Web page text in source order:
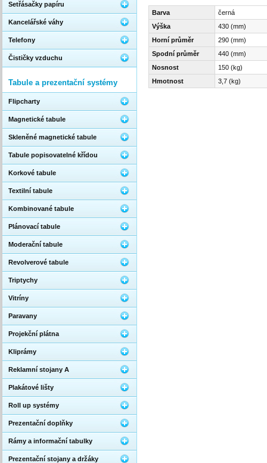
Barva
černá
Výška
430 (mm)
Horní průměr
290 (mm)
Spodní průměr
440 (mm)
Nosnost
150 (kg)
Hmotnost
3,7 (kg)
Setřásačky papíru
Kancelářské váhy
Telefony
Čističky vzduchu
Tabule a prezentační systémy
Flipcharty
Magnetické tabule
Skleněné magnetické tabule
Tabule popisovatelné křídou
Korkové tabule
Textilní tabule
Kombinované tabule
Plánovací tabule
Moderační tabule
Revolverové tabule
Triptychy
Vitríny
Paravany
Projekční plátna
Kliprámy
Reklamní stojany A
Plakátové lišty
Roll up systémy
Prezentační doplňky
Rámy a informační tabulky
Prezentační stojany a držáky